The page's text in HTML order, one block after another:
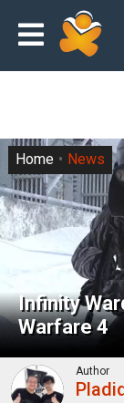
Infinity
Warfare 4
Home News
Author